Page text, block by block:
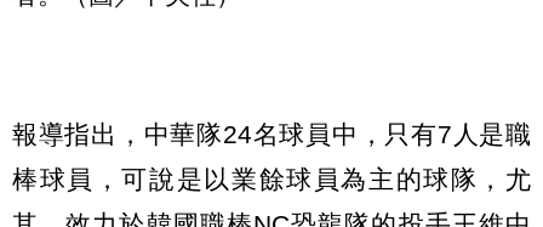
報導指出，中華隊24名球員中，只有7人是職
棒球員，可說是以業餘球員為主的球隊，尤